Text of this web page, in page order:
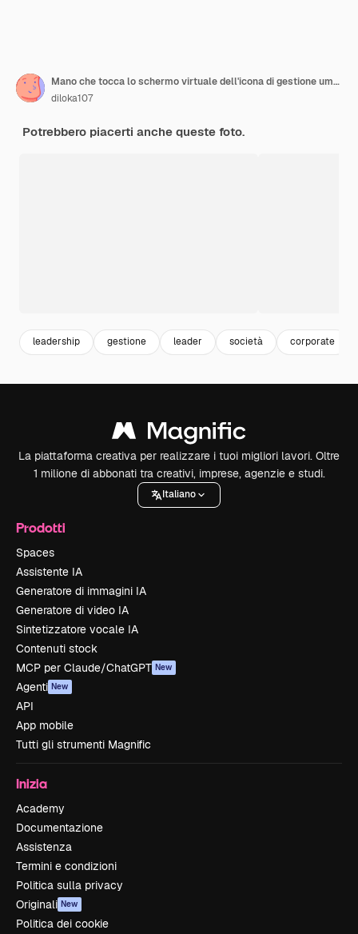
Mano che tocca lo schermo virtuale dell'icona di gestione umana tra l'icona dei dipendenti per lo sviluppo umano e il concetto di lavoro di squadra.
diloka107
Potrebbero piacerti anche queste foto.
leadership gestione leader società corporate
La piattaforma creativa per realizzare i tuoi migliori lavori. Oltre
1 milione di abbonati tra creativi, imprese, agenzie e studi.
Italiano
Prodotti
Spaces
Assistente IA
Generatore di immagini IA
Generatore di video IA
Sintetizzatore vocale IA
Contenuti stock
MCP per Claude/ChatGPT New
Agenti New
API
App mobile
Tutti gli strumenti Magnific
Inizia
Academy
Documentazione
Assistenza
Termini e condizioni
Politica sulla privacy
Originali New
Politica dei cookie